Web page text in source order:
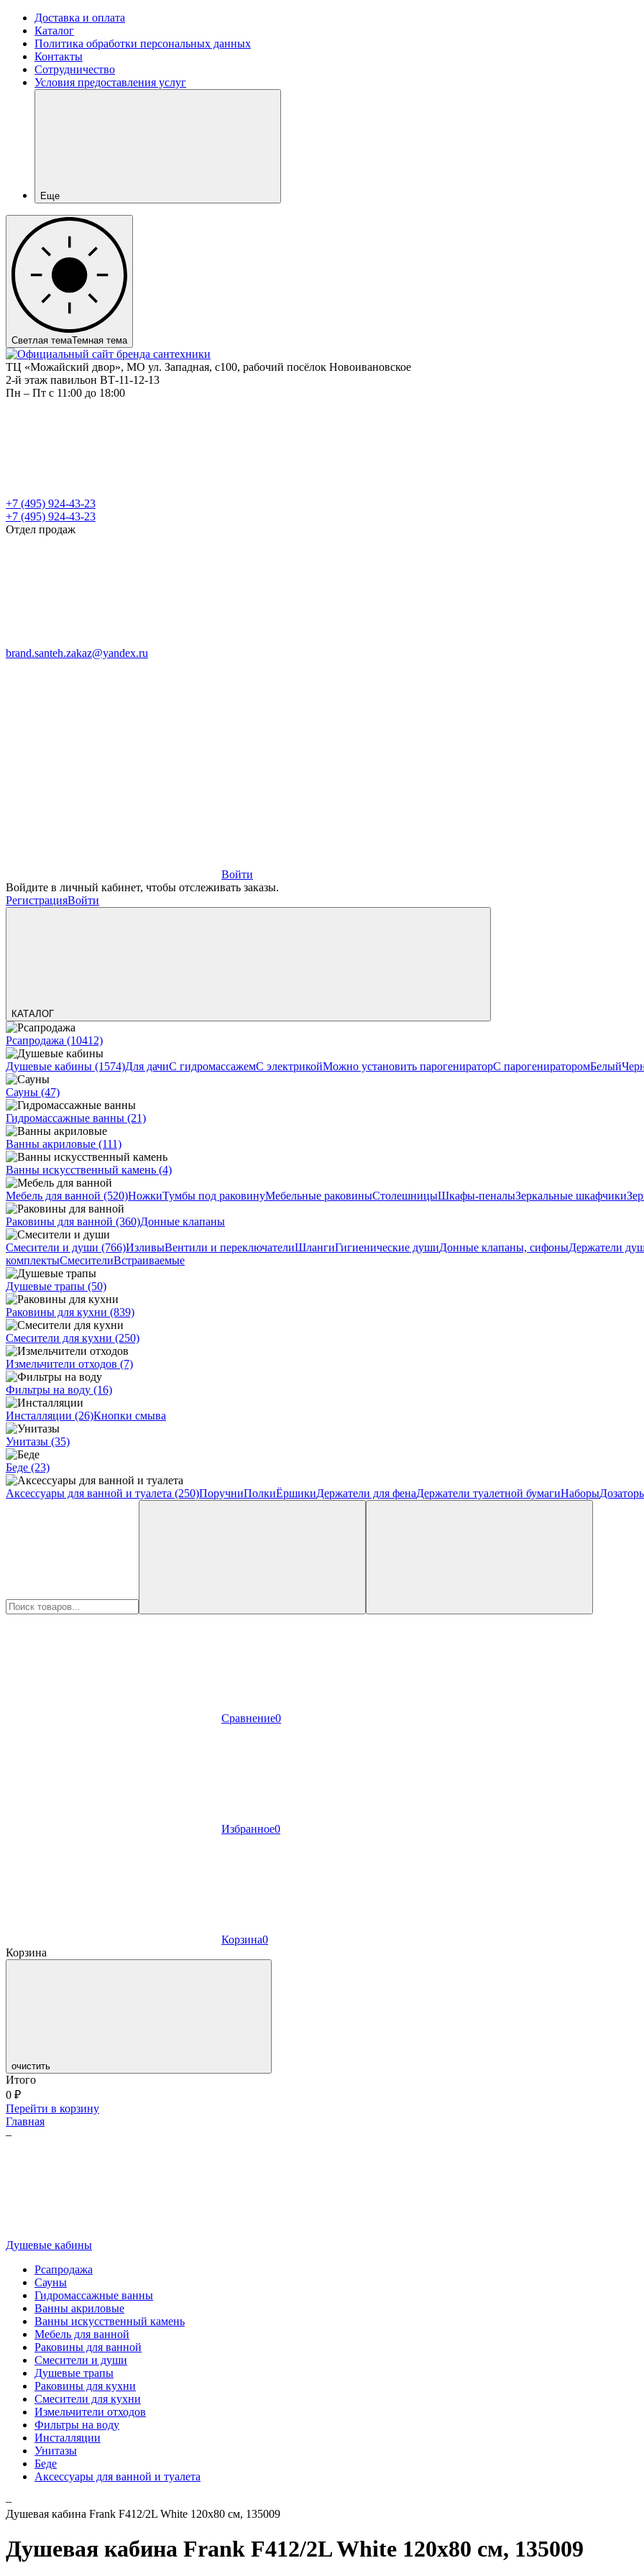
Доставка и оплата
Каталог
Политика обработки персональных данных
Контакты
Сотрудничество
Условия предоставления услуг
Еще
Светлая темаТемная тема
ТЦ «Можайский двор», МО ул. Западная, с100, рабочий посёлок Новоивановское
2-й этаж павильон ВТ-11-12-13
Пн – Пт c 11:00 до 18:00
+7 (495) 924-43-23
+7 (495) 924-43-23
Отдел продаж
brand.santeh.zakaz@yandex.ru
Войти
Войдите в личный кабинет, чтобы отслеживать заказы.
РегистрацияВойти
КАТАЛОГ
Рсапродажа (10412)
Душевые кабины (1574)Для дачиС гидромассажемС электрикойМожно установить парогенираторС парогенираторомБелый
Сауны (47)
Гидромассажные ванны (21)
Ванны акриловые (111)
Ванны искусственный камень (4)
Мебель для ванной (520)НожкиТумбы под раковинуМебельные раковиныСтолешницыШкафы-пеналыЗеркальные шкафчики
Раковины для ванной (360)Донные клапаны
Смесители и души (766)ИзливыВентили и переключателиШлангиГигиенические душиДонные клапаны, сифоныДержатели
комплектыСмесителиВстраиваемые
Душевые трапы (50)
Раковины для кухни (839)
Смесители для кухни (250)
Измельчители отходов (7)
Фильтры на воду (16)
Инсталляции (26)Кнопки смыва
Унитазы (35)
Беде (23)
Аксессуары для ванной и туалета (250)ПоручниПолкиЁршикиДержатели для фенаДержатели туалетной бумагиНаборы
Сравнение0
Избранное0
Корзина0
Корзина
очистить
Итого
0 ₽
Перейти в корзину
Главная
–
Душевые кабины
Рсапродажа
Сауны
Гидромассажные ванны
Ванны акриловые
Ванны искусственный камень
Мебель для ванной
Раковины для ванной
Смесители и души
Душевые трапы
Раковины для кухни
Смесители для кухни
Измельчители отходов
Фильтры на воду
Инсталляции
Унитазы
Беде
Аксессуары для ванной и туалета
–
Душевая кабина Frank F412/2L White 120x80 см, 135009
Душевая кабина Frank F412/2L White 120x80 см, 135009